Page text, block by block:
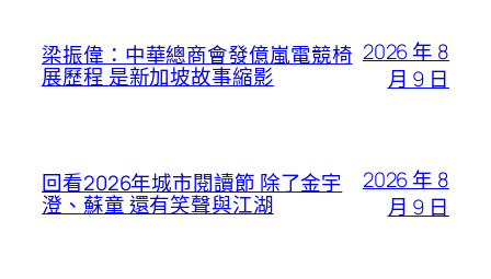
梁振偉：中華總商會發億嵐電競椅
展歷程 是新加坡故事縮影
2026 年 8
月 9 日
回看2026年城市閱讀節 除了金宇
澄、蘇童 還有笑聲與江湖
2026 年 8
月 9 日